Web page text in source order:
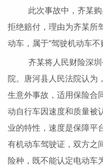
此次事故中，齐某购
拒绝赔付，理由为齐某所
动车，属于“驾驶机动车不
齐某将人民财险深圳
院。唐河县人民法院认为
生意外事故，适用保险合
动自行车因速度和质量被
业的特性，速度是保障平
有机动车驾驶证，双方之
险种，既不能认定电动车